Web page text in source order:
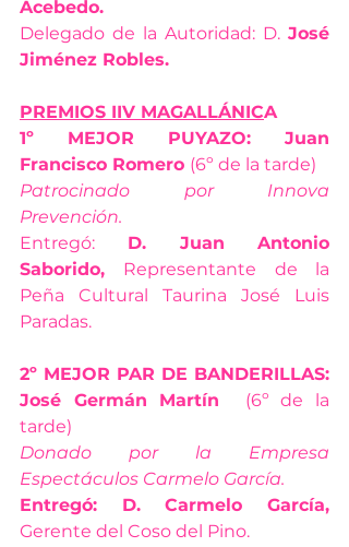
Acebedo.
Delegado de la Autoridad: D. José
Jiménez Robles.
PREMIOS IIV MAGALLÁNICA
1º MEJOR PUYAZO: Juan
Francisco Romero (6º de la tarde)
Patrocinado por Innova
Prevención.
Entregó: D. Juan Antonio
Saborido, Representante de la
Peña Cultural Taurina José Luis
Paradas.
2º MEJOR PAR DE BANDERILLAS:
José Germán Martín (6º de la
tarde)
Donado por la Empresa
Espectáculos Carmelo García.
Gerente del Coso del Pino.